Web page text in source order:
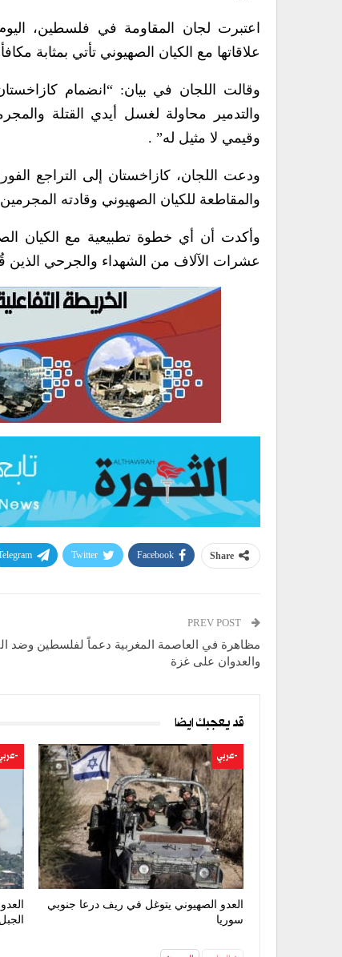
اعتبرت لجان المقاومة في فلسطين، اليوم
علاقاتها مع الكيان الصهيوني تأتي بمثابة
وقالت اللجان في بيان: “انضمام
والتدمير محاولة لغسل أيدي القتلة
وقيمي لا مثيل له” .
ودعت اللجان، كازاخستان إلى التراجع
والمقاطعة للكيان الصهيوني وقادته
وأكدت أن أي خطوة تطبيعية مع الكيان
عشرات الآلاف من الشهداء والجرحي الذين
Share
Facebook
Twitter
مظاهرة في العاصمة المغربية دعماً لفلسطين وضد
والعدوان على غزة
قد يعجبك ايضا
-عربي
العدو الصهيوني يتوغل في ريف درعا جنوبي
سوريا
-